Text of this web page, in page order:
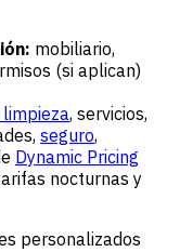
mobiliario,
(si aplican)
, servicios,
seguro,
Dynamic Pricing
nocturnas y
personalizados